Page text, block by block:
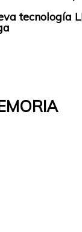
tecnología